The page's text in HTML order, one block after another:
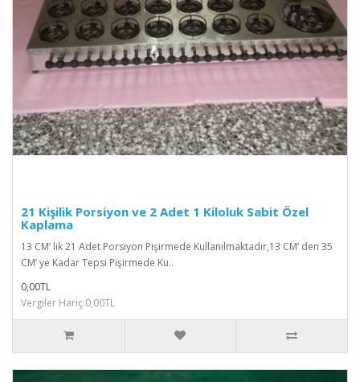
21 Kişilik Porsiyon ve 2 Adet 1 Kiloluk Sabit Özel
Kaplama
13 CM’ lik 21 Adet Porsiyon Pişirmede Kullanılmaktadır,13 CM’ den 35
CM’ ye Kadar Tepsi Pişirmede Ku..
0,00TL
Vergiler Hariç:0,00TL